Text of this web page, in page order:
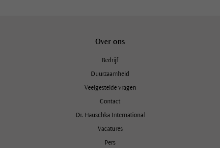
Over ons
Bedrijf
Duurzaamheid
Veelgestelde vragen
Contact
Dr. Hauschka International
Vacatures
Pers